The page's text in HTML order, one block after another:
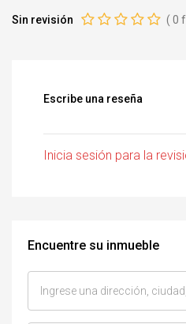
Sin revisión ( 0
Escribe una reseña
Inicia sesión para la
Encuentre su inmueble